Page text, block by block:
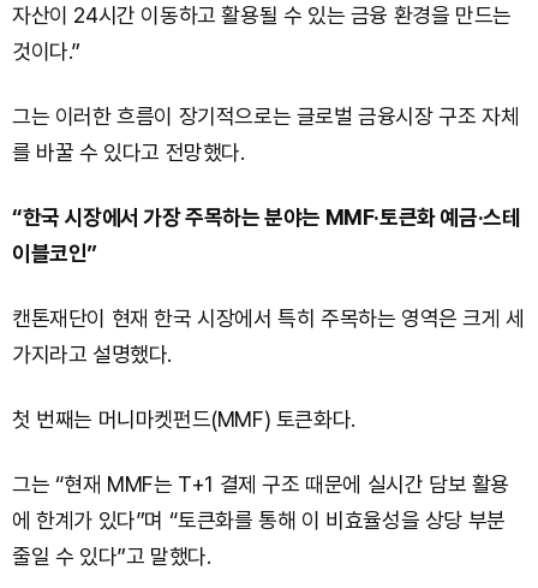
자산이 24시간 이동하고 활용될 수 있는 금융 환경을 만드는
것이다.”
그는 이러한 흐름이 장기적으로는 글로벌 금융시장 구조 자체
를 바꿀 수 있다고 전망했다.
“한국 시장에서 가장 주목하는 분야는 MMF·토큰화 예금·스테
이블코인”
캔톤재단이 현재 한국 시장에서 특히 주목하는 영역은 크게 세
가지라고 설명했다.
첫 번째는 머니마켓펀드(MMF) 토큰화다.
그는 “현재 MMF는 T+1 결제 구조 때문에 실시간 담보 활용
에 한계가 있다”며 “토큰화를 통해 이 비효율성을 상당 부분
줄일 수 있다”고 말했다.